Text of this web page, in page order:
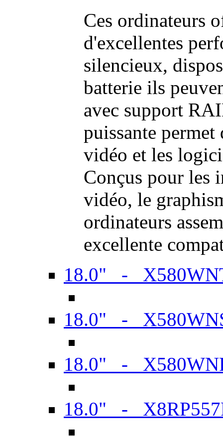
Ces ordinateurs
d'excellentes
silencieux,
batterie ils
avec support
puissante permet
vidéo et les
Conçus pour les
vidéo, le
ordinateurs
excellente
18.0" -
18.0" -
18.0" -
18.0" -